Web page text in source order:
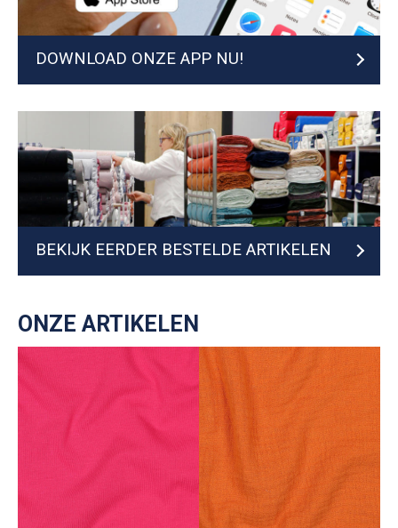
DOWNLOAD ONZE APP NU!
BEKIJK EERDER BESTELDE ARTIKELEN
ONZE ARTIKELEN